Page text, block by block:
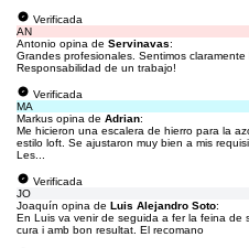
Verificada
AN
Antonio opina de Servinavas:
Grandes profesionales. Sentimos
Responsabilidad de un trabajo!
Verificada
MA
Markus opina de Adrian:
Me hicieron una escalera de hierro para la
estilo loft. Se ajustaron muy bien a mis
Les...
Verificada
JO
Joaquín opina de Luis Alejandro Soto:
En Luis va venir de seguida a fer la feina de
cura i amb bon resultat. El recomano